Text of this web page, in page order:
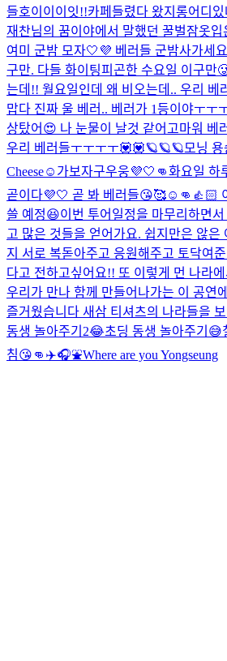
들호이이이잇!!카페들렸다 왔지롱어디
재찬님의 꿈이야에서 말했던 꿀벌잠옷입
여미 군밤 모자🤍💜 베러들 군밤사가세요
구만. 다들 화이팅피곤한 수요일 이구만
는데!! 월요일인데 왜 비오는데.. 우리 베
맙다 진짜 울 베러.. 베러가 1등이야ㅜㅜ
상탔어😍 나 눈물이 날것 같어 고마워 베
우리 베러들ㅜㅜㅜㅜ💟💟🪐🪐🪐모닝 용
Cheese☺️ 가보자구우웅💜🤍👊화요일 하
곧이다💜🤍 곧 봐 베러들😘🥰☺️👊👍🏻
쓸 예정😆이번 투어일정을 마무리하면
고 많은 것들을 얻어가요. 쉽지만은 않은
지 서로 복돋아주고 응원해주고 토닥여
다고 전하고싶어요!! 또 이렇게 먼 나라
우리가 만나 함께 만들어나가는 이 공연
즐거웠습니다 새삼 티셔츠의 나라들을
동생 놀아주기2😂초딩 동생 놀아주기😅
침😘👊 ✈️🎧⛲️Where are you Yongseung